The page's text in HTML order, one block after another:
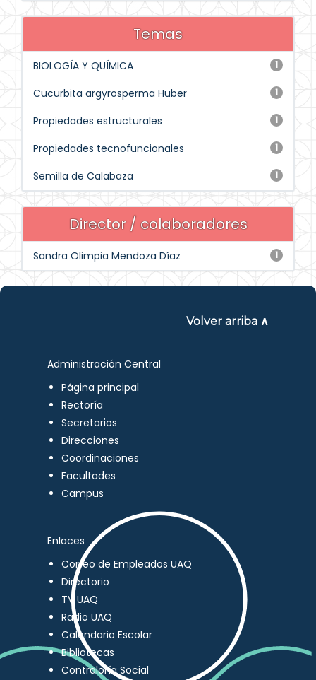
Temas
1
BIOLOGÍA Y QUÍMICA
1
Cucurbita argyrosperma Huber
1
Propiedades estructurales
1
Propiedades tecnofuncionales
1
Semilla de Calabaza
Director / colaboradores
1
Sandra Olimpia Mendoza Díaz
Volver arriba ∧
Administración Central
Página principal
Rectoría
Secretarios
Direcciones
Coordinaciones
Facultades
Campus
Enlaces
Correo de Empleados UAQ
Directorio
TV UAQ
Radio UAQ
Calendario Escolar
Bibliotecas
Contraloría Social